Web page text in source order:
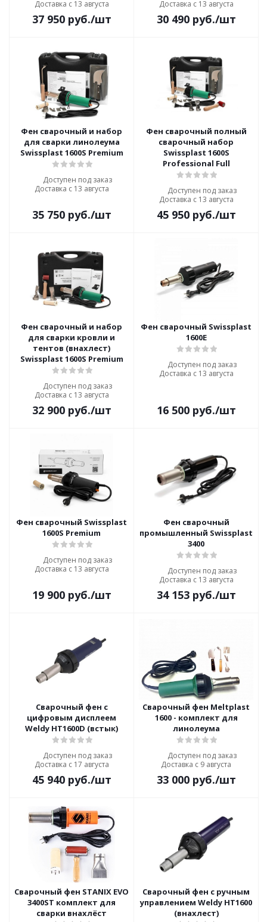
Доставка с 13 августа
37 950руб./шт
Доставка с 13 августа
30 490руб./шт
Фен сварочный и набор
для сварки линолеума
Swissplast 1600S Premium
Доступен под заказ
Доставка с 13 августа
35 750руб./шт
Фен сварочный полный
сварочный набор
Swissplast 1600S
Professional Full
Доступен под заказ
Доставка с 13 августа
45 950руб./шт
Фен сварочный и набор
для сварки кровли и
тентов (внахлест)
Swissplast 1600S Premium
Доступен под заказ
Доставка с 13 августа
32 900руб./шт
Фен сварочный Swissplast
1600E
Доступен под заказ
Доставка с 13 августа
16 500руб./шт
Фен сварочный Swissplast
1600S Premium
Доступен под заказ
Доставка с 13 августа
19 900руб./шт
Фен сварочный
промышленный Swissplast
3400
Доступен под заказ
Доставка с 13 августа
34 153руб./шт
Сварочный фен с
цифровым дисплеем
Weldy HT1600D (встык)
Доступен под заказ
Доставка с 17 августа
45 940руб./шт
Сварочный фен Meltplast
1600 - комплект для
линолеума
Доступен под заказ
Доставка с 9 августа
33 000руб./шт
Сварочный фен STANIX EVO
3400ST комплект для
сварки внахлёст
Сварочный фен с ручным
управлением Weldy HT1600
(внахлест)